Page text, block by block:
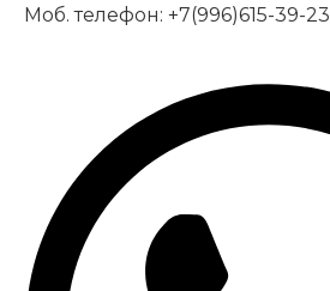
Моб. телефон: +7(996)615-39-23